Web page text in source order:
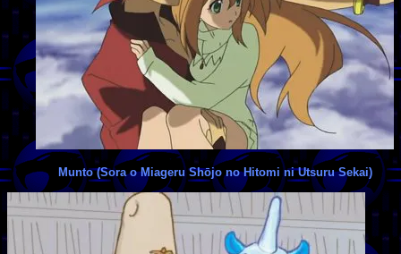
Munto (Sora o Miageru Shōjo no Hitomi ni Utsuru Sekai)